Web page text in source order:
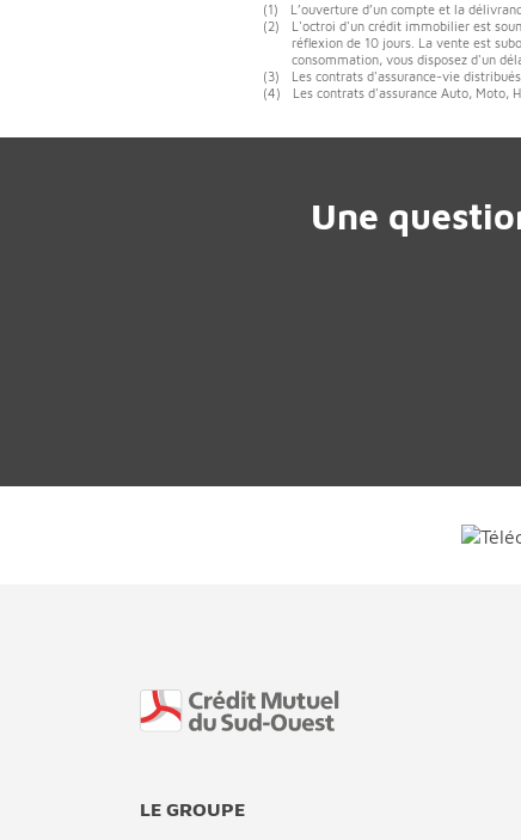
(1)
L’ouverture d’un compte et la
(2)
L'octroi d'un crédit immobilier est
réflexion de 10 jours. La vente est
consommation, vous disposez d'un
(3)
Les contrats d'assurance-vie
(4)
Les contrats d'assurance Auto, Moto,
Une
LE GROUPE
Fin de page